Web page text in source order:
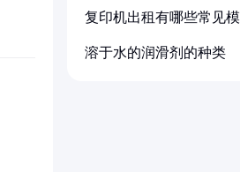
复印机出租有哪些常见
溶于水的润滑剂的种类